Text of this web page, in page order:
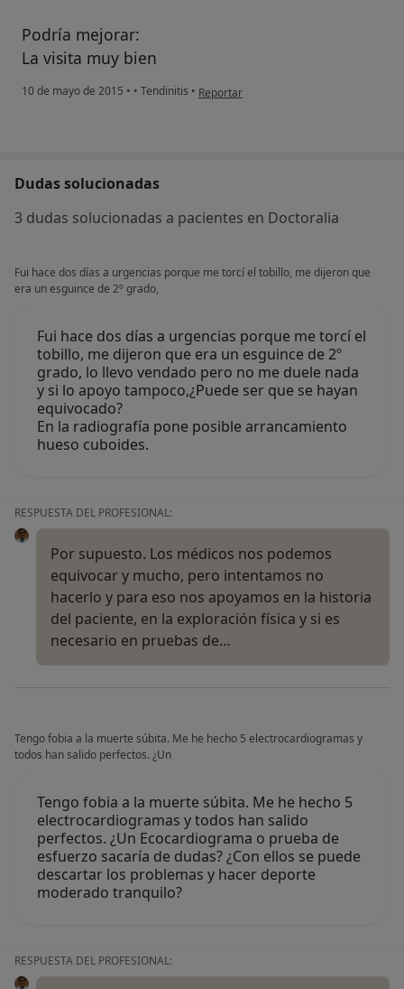
Podría mejorar:
La visita muy bien
10 de mayo de 2015 • • Tendinitis • en opinión del usuario usuario
Reportar
Dudas solucionadas
3 dudas solucionadas a pacientes en Doctoralia
Fui hace dos días a urgencias porque me torcí el tobillo, me dijeron que
era un esguince de 2º grado,
Fui hace dos días a urgencias porque me torcí el
tobillo, me dijeron que era un esguince de 2º
grado, lo llevo vendado pero no me duele nada
y si lo apoyo tampoco,¿Puede ser que se hayan
equivocado?
En la radiografía pone posible arrancamiento
hueso cuboides.
RESPUESTA DEL PROFESIONAL:
Por supuesto. Los médicos nos podemos
equivocar y mucho, pero intentamos no
hacerlo y para eso nos apoyamos en la historia
del paciente, en la exploración física y si es
necesario en pruebas de…
Tengo fobia a la muerte súbita. Me he hecho 5 electrocardiogramas y
todos han salido perfectos. ¿Un
Tengo fobia a la muerte súbita. Me he hecho 5
electrocardiogramas y todos han salido
perfectos. ¿Un Ecocardiograma o prueba de
esfuerzo sacaría de dudas? ¿Con ellos se puede
descartar los problemas y hacer deporte
moderado tranquilo?
RESPUESTA DEL PROFESIONAL:
Sí, una vez